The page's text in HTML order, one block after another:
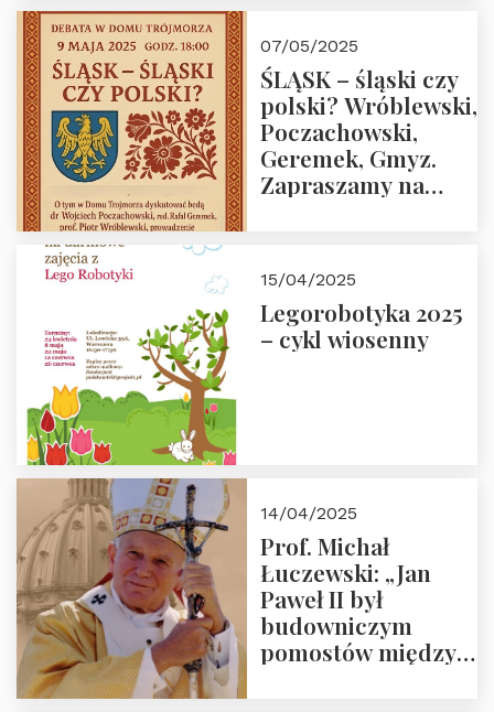
07/05/2025
ŚLĄSK – śląski czy
polski? Wróblewski,
Poczachowski,
Geremek, Gmyz.
Zapraszamy na
Trójmorza.
15/04/2025
Legorobotyka 2025
– cykl wiosenny
14/04/2025
Prof. Michał
Łuczewski: „Jan
Paweł II był
budowniczym
pomostów między